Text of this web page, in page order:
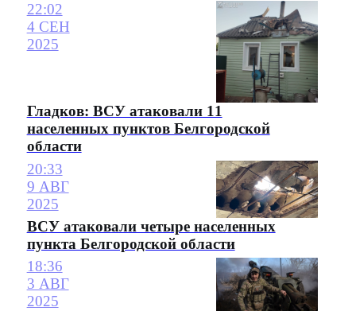
22:02
4 СЕН
2025
Гладков: ВСУ атаковали 11
населенных пунктов Белгородской
области
20:33
9 АВГ
2025
ВСУ атаковали четыре населенных
пункта Белгородской области
18:36
3 АВГ
2025